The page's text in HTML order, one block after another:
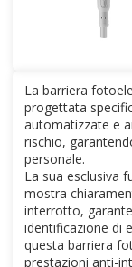
La barriera
progettata
automatizzate e
rischio,
personale.
La sua esclusiva
mostra
interrotto,
identificazione di
questa barriera
prestazioni anti-